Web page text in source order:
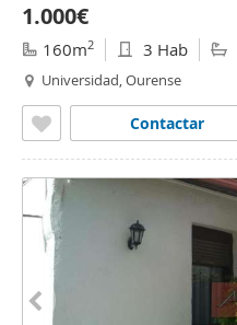
1.000€
160m2 3 Hab
Universidad, Ourense
Contactar